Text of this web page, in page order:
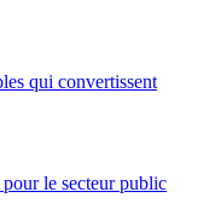
qui convertissent
pour le secteur public